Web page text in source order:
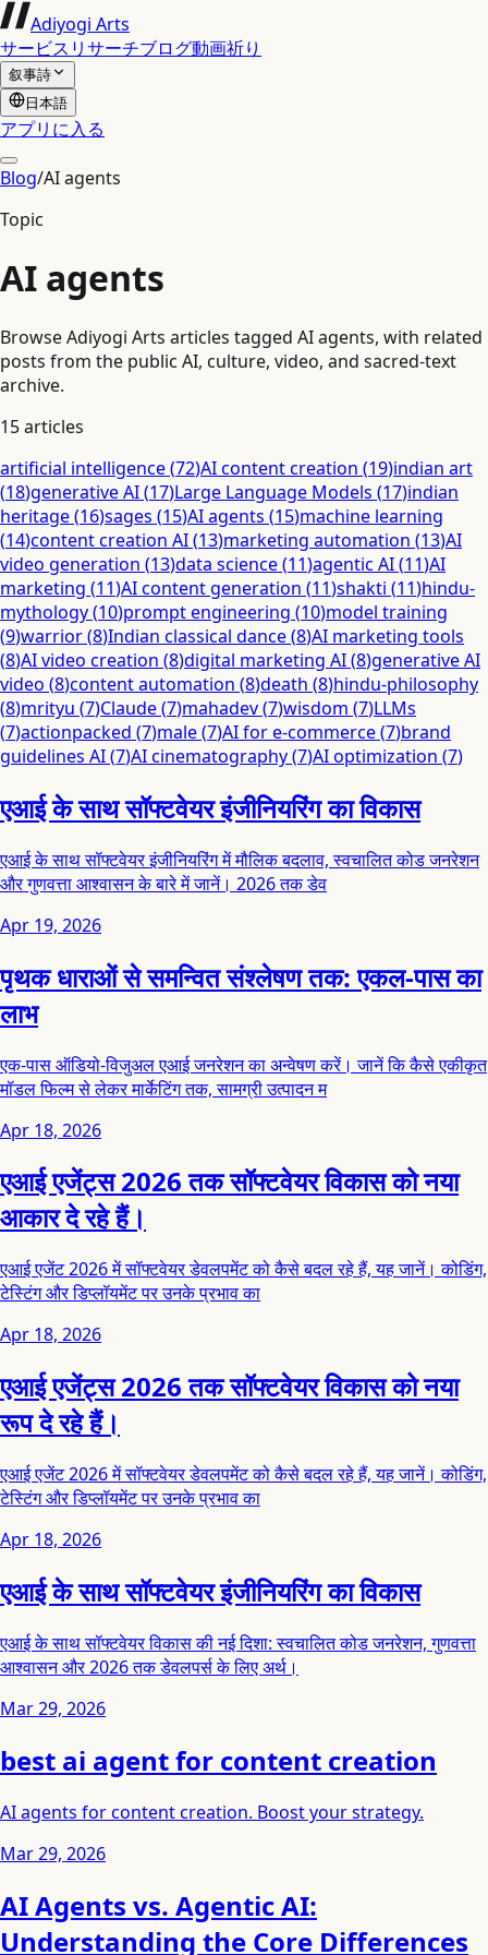
Adiyogi Arts
サービス リサーチブログ動画祈り
叙事詩
日本語
アプリに入る
Blog/AI agents
Topic
AI agents
Browse Adiyogi Arts articles tagged AI agents, with related
posts from the public AI, culture, video, and sacred-text
archive.
15articles
artificial intelligence(72)AI content creation (19)indian art
(18)generative AI(17)Large Language Models (17)indian
heritage(16)sages (15)AI agents (15)machine learning
(14)content creation AI(13)marketing automation (13)AI
video generation (13)data science(11)agentic AI(11)AI
marketing (11)AI content generation (11)shakti (11)hindu-
mythology(10)prompt engineering (10)model training
(9)warrior(8)Indian classical dance(8)AI marketing tools
(8)AI video creation (8)digital marketing AI(8)generative AI
video (8)content automation (8)death (8)hindu-philosophy
(8)mrityu (7)Claude(7)mahadev(7)wisdom (7)LLMs
(7)actionpacked (7)male(7)AI for e-commerce(7)brand
guidelines AI(7)AI cinematography(7)AI optimization (7)
एआई के साथ सॉफ्टवेयर इंजीनियरिंग का विकास
एआई के साथ सॉफ्टवेयर इंजीनियरिंग में मौलिक बदलाव, स्वचालित कोड जनरेशन
और गुणवत्ता आश्वासन के बारे में जानें। 2026 तक डेव
Apr 19, 2026
पृथक धाराओं से समन्वित संश्लेषण तक: एकल-पास का
लाभ
एक-पास ऑडियो-विजुअल एआई जनरेशन का अन्वेषण करें। जानें कि कैसे एकीकृत
मॉडल फिल्म से लेकर मार्केटिंग तक, सामग्री उत्पादन म
Apr 18, 2026
एआई एजेंट्स 2026 तक सॉफ्टवेयर विकास को नया
आकार दे रहे हैं।
एआई एजेंट 2026 में सॉफ्टवेयर डेवलपमेंट को कैसे बदल रहे हैं, यह जानें। कोडिंग,
टेस्टिंग और डिप्लॉयमेंट पर उनके प्रभाव का
Apr 18, 2026
एआई एजेंट्स 2026 तक सॉफ्टवेयर विकास को नया
रूप दे रहे हैं।
एआई एजेंट 2026 में सॉफ्टवेयर डेवलपमेंट को कैसे बदल रहे हैं, यह जानें। कोडिंग,
टेस्टिंग और डिप्लॉयमेंट पर उनके प्रभाव का
Apr 18, 2026
एआई के साथ सॉफ्टवेयर इंजीनियरिंग का विकास
एआई के साथ सॉफ्टवेयर विकास की नई दिशा: स्वचालित कोड जनरेशन, गुणवत्ता
आश्वासन और 2026 तक डेवलपर्स के लिए अर्थ।
Mar 29, 2026
best ai agent for content creation
AI agents for content creation. Boost your strategy.
Mar 29, 2026
AI Agents vs. Agentic AI:
Understanding the Core Differences